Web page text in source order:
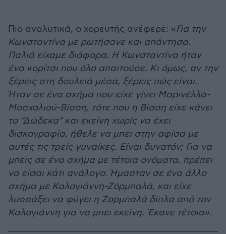
Πιο αναλυτικά, ο χορευτής ανέφερε: «Για την
Κωνσταντίνα με ρωτήσανε και απάντησα.
Παλιά είχαμε διάφορα. Η Κωνσταντίνα ήταν
ένα κορίτσι που όλο απαιτούσε. Κι όμως, αν την
ξέρεις στη δουλειά μέσα, ξέρεις πώς είναι.
Ήταν σε ένα σχήμα που είχε γίνει Μαρινέλλα-
Μοσχολιού-Βίσση, τότε που η Βίσση είχε κάνει
το "Δώδεκα" και εκείνη χωρίς να έχει
δισκογραφία, ήθελε να μπει στην αφίσα με
αυτές τις τρείς γυναίκες. Είναι δυνατόν; Για να
μπεις σε ένα σχήμα με τέτοια ονόματα, πρέπει
να είσαι κάτι ανάλογο. Ήμασταν σε ένα άλλο
σχήμα με Καλογιάννη-Ζόρμπαλά, και είχε
λυσσάξει να φύγει η Ζορμπαλά δίπλα από τον
Καλογιάννη για να μπει εκείνη. Έκανε τέτοια».